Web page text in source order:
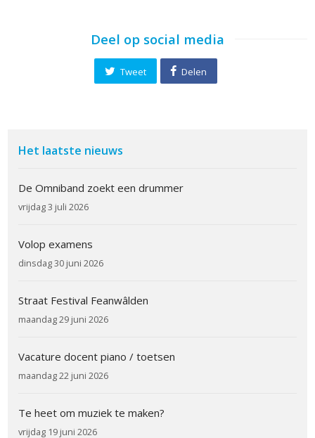
Deel op social media
Tweet Delen
Het laatste nieuws
De Omniband zoekt een drummer
vrijdag 3 juli 2026
Volop examens
dinsdag 30 juni 2026
Straat Festival Feanwâlden
maandag 29 juni 2026
Vacature docent piano / toetsen
maandag 22 juni 2026
Te heet om muziek te maken?
vrijdag 19 juni 2026